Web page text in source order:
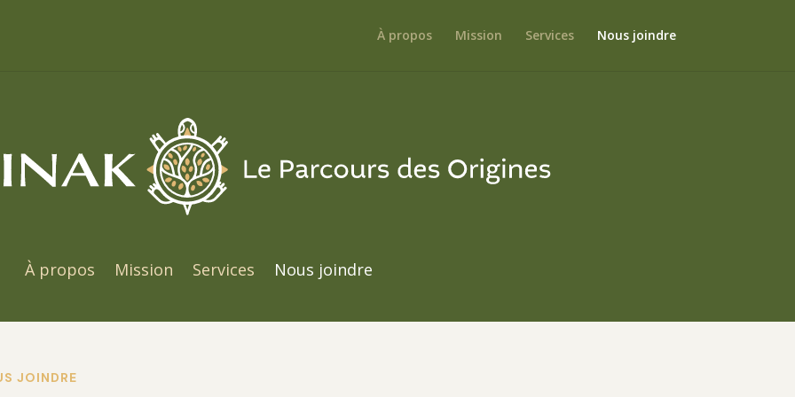
À propos Mission Services Nous joindre
À propos Mission Services Nous joindre
JOINDRE